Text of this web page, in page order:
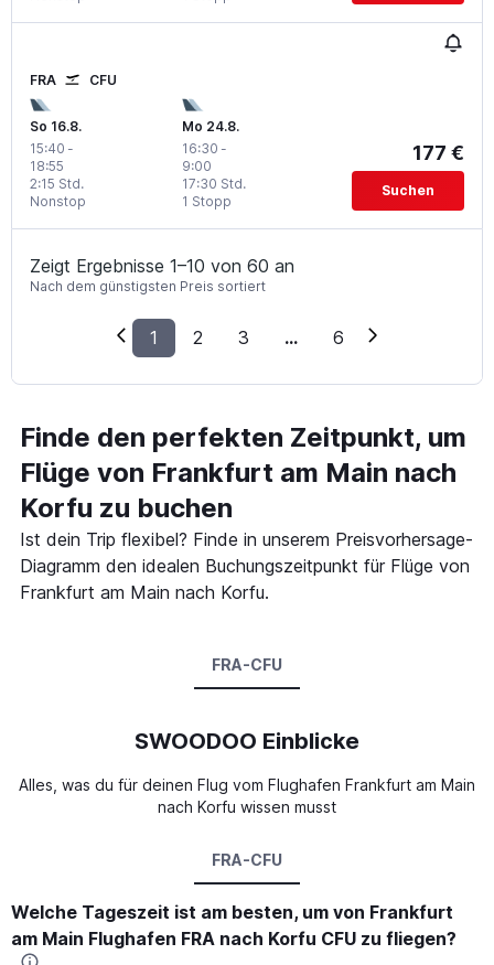
FRA CFU
So 16.8.
15:40 -
18:55
Nonstop
2:15 Std.
Mo 24.8.
16:30 -
9:00
1 Stopp
17:30 Std.
177 €
Suchen
Zeigt Ergebnisse 1–10 von 60 an
Nach dem günstigsten Preis sortiert
1 2 3 ... 6
Finde den perfekten Zeitpunkt, um
Flüge von Frankfurt am Main nach
Korfu zu buchen
Ist dein Trip flexibel? Finde in unserem Preisvorhersage-
Diagramm den idealen Buchungszeitpunkt für Flüge von
Frankfurt am Main nach Korfu.
FRA-CFU
SWOODOO Einblicke
Alles, was du für deinen Flug vom Flughafen Frankfurt am Main
nach Korfu wissen musst
FRA-CFU
Welche Tageszeit ist am besten, um von Frankfurt
am Main Flughafen FRA nach Korfu CFU zu fliegen?